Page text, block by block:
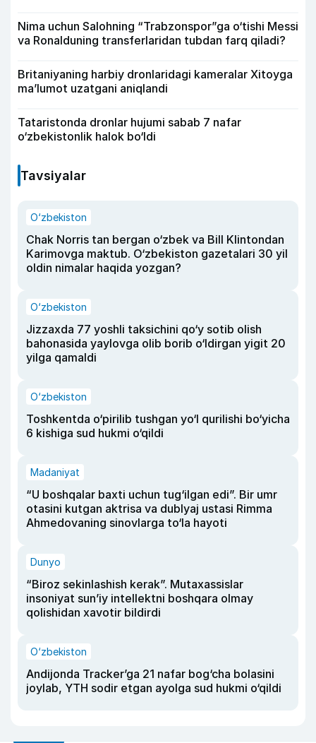
Nima uchun Salohning “Trabzonspor”ga o‘tishi Messi
va Ronalduning transferlaridan tubdan farq qiladi?
Britaniyaning harbiy dronlaridagi kameralar Xitoyga
ma’lumot uzatgani aniqlandi
Tataristonda dronlar hujumi sabab 7 nafar
o‘zbekistonlik halok bo‘ldi
Tavsiyalar
O‘zbekiston
Chak Norris tan bergan o‘zbek va Bill Klintondan
Karimovga maktub. O‘zbekiston gazetalari 30 yil
oldin nimalar haqida yozgan?
O‘zbekiston
Jizzaxda 77 yoshli taksichini qo‘y sotib olish
bahonasida yaylovga olib borib o‘ldirgan yigit 20
yilga qamaldi
O‘zbekiston
Toshkentda o‘pirilib tushgan yo‘l qurilishi bo‘yicha
6 kishiga sud hukmi o‘qildi
Madaniyat
“U boshqalar baxti uchun tug‘ilgan edi”. Bir umr
otasini kutgan aktrisa va dublyaj ustasi Rimma
Ahmedovaning sinovlarga to‘la hayoti
Dunyo
“Biroz sekinlashish kerak”. Mutaxassislar
insoniyat sun’iy intellektni boshqara olmay
qolishidan xavotir bildirdi
O‘zbekiston
Andijonda Tracker’ga 21 nafar bog‘cha bolasini
joylab, YTH sodir etgan ayolga sud hukmi o‘qildi